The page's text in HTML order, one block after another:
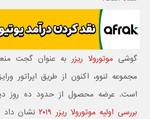
گوشی موتورولا ریزر به عنوان گجت
مجموعه لنوو، اکنون از طریق اپراتور
است. عرضه محصول از حدود ده روز
بررسی اولیه موتورولا ریزر ۲۰۱۹
نشان داد